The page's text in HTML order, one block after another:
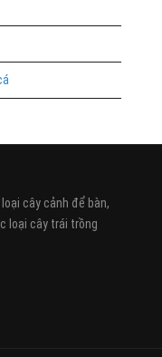
cây cảnh để bàn,
loại cây trái trồng